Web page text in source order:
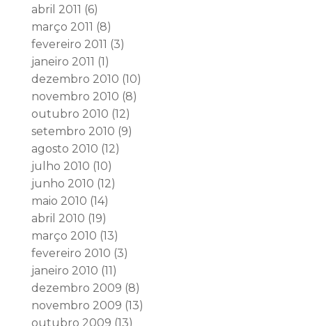
abril 2011 (6)
março 2011 (8)
fevereiro 2011 (3)
janeiro 2011 (1)
dezembro 2010 (10)
novembro 2010 (8)
outubro 2010 (12)
setembro 2010 (9)
agosto 2010 (12)
julho 2010 (10)
junho 2010 (12)
maio 2010 (14)
abril 2010 (19)
março 2010 (13)
fevereiro 2010 (3)
janeiro 2010 (11)
dezembro 2009 (8)
novembro 2009 (13)
outubro 2009 (13)